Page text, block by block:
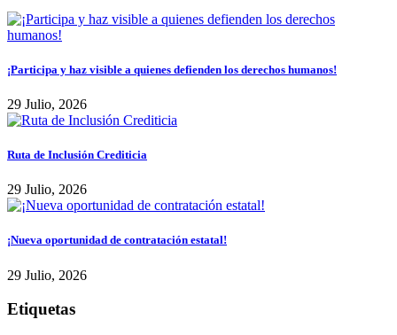
¡Participa y haz visible a quienes defienden los derechos humanos!
29 Julio, 2026
Ruta de Inclusión Crediticia
29 Julio, 2026
¡Nueva oportunidad de contratación estatal!
29 Julio, 2026
Etiquetas